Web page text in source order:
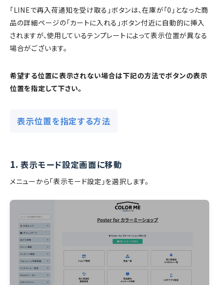
「LINEで再入荷通知を受け取る」ボタンは、在庫が「0」となった商
品の詳細ページの「カートに入れる」ボタン付近に自動的に挿入
されますが、使用しているテンプレートによって表示位置が異なる
場合がございます。
希望する位置に表示されない場合は下記の方法でボタンの表示
位置を指定して下さい。
表示位置を指定する方法
1. 表示モード設定画面に移動
メニューから「表示モード設定」を選択します。